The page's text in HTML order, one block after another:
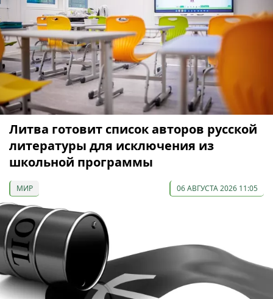
Литва готовит список авторов русской
литературы для исключения из
школьной программы
МИР 06 АВГУСТА 2026 11:05